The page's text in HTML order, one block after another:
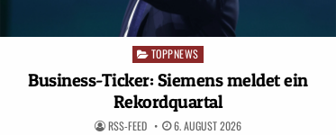
Posted
TOPPNEWS
Business-Ticker: Siemens meldet ein
Rekordquartal
RSS-FEED 6. AUGUST 2026